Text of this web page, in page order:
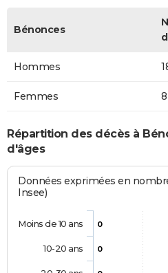
Bénonces
Hommes
Femmes 8
Répartition des décès à
d'âges
Données exprimées en
Insee)
0
0
Moins de 10 ans
10-20 ans